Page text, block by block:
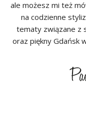
ale możesz mi też
na codzienne
tematy związane z
oraz piękny Gdańsk